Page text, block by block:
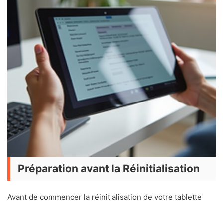
Préparation avant la Réinitialisation
Avant de commencer la réinitialisation de votre tablette